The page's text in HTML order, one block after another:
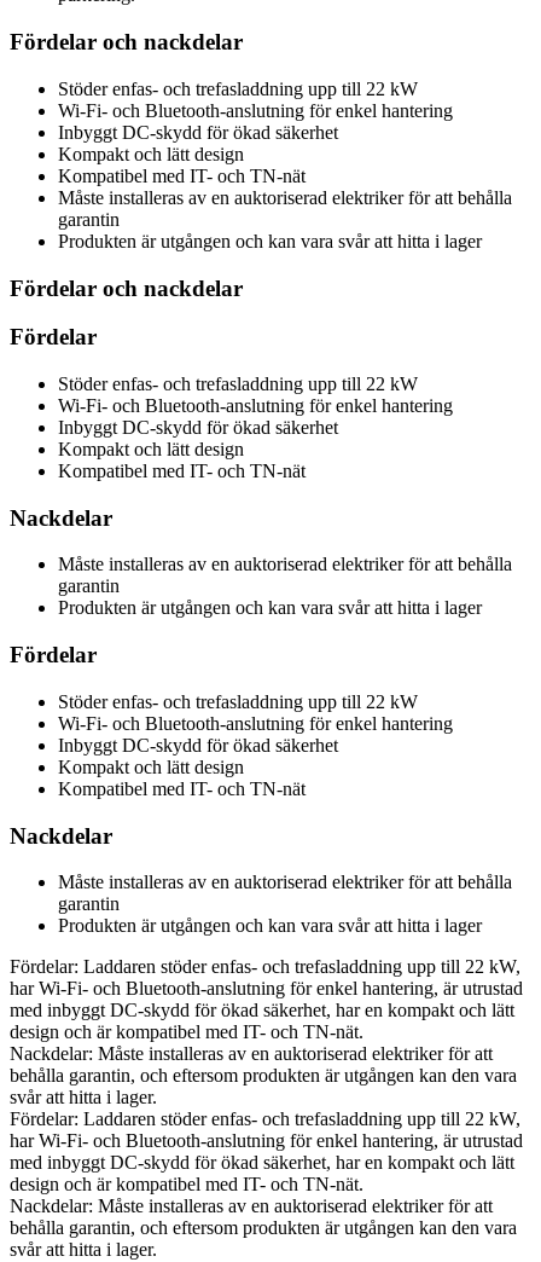
Fördelar och nackdelar
Stöder enfas- och trefasladdning upp till 22 kW
Wi-Fi- och Bluetooth-anslutning för enkel hantering
Inbyggt DC-skydd för ökad säkerhet
Kompakt och lätt design
Kompatibel med IT- och TN-nät
Måste installeras av en auktoriserad elektriker för att behålla
garantin
Produkten är utgången och kan vara svår att hitta i lager
Fördelar och nackdelar
Fördelar
Stöder enfas- och trefasladdning upp till 22 kW
Wi-Fi- och Bluetooth-anslutning för enkel hantering
Inbyggt DC-skydd för ökad säkerhet
Kompakt och lätt design
Kompatibel med IT- och TN-nät
Nackdelar
Måste installeras av en auktoriserad elektriker för att behålla
garantin
Produkten är utgången och kan vara svår att hitta i lager
Fördelar
Stöder enfas- och trefasladdning upp till 22 kW
Wi-Fi- och Bluetooth-anslutning för enkel hantering
Inbyggt DC-skydd för ökad säkerhet
Kompakt och lätt design
Kompatibel med IT- och TN-nät
Nackdelar
Måste installeras av en auktoriserad elektriker för att behålla
garantin
Produkten är utgången och kan vara svår att hitta i lager
Fördelar: Laddaren stöder enfas- och trefasladdning upp till 22 kW,
har Wi-Fi- och Bluetooth-anslutning för enkel hantering, är utrustad
med inbyggt DC-skydd för ökad säkerhet, har en kompakt och lätt
design och är kompatibel med IT- och TN-nät.
Nackdelar: Måste installeras av en auktoriserad elektriker för att
behålla garantin, och eftersom produkten är utgången kan den vara
svår att hitta i lager.
Fördelar: Laddaren stöder enfas- och trefasladdning upp till 22 kW,
har Wi-Fi- och Bluetooth-anslutning för enkel hantering, är utrustad
med inbyggt DC-skydd för ökad säkerhet, har en kompakt och lätt
design och är kompatibel med IT- och TN-nät.
Nackdelar: Måste installeras av en auktoriserad elektriker för att
behålla garantin, och eftersom produkten är utgången kan den vara
svår att hitta i lager.